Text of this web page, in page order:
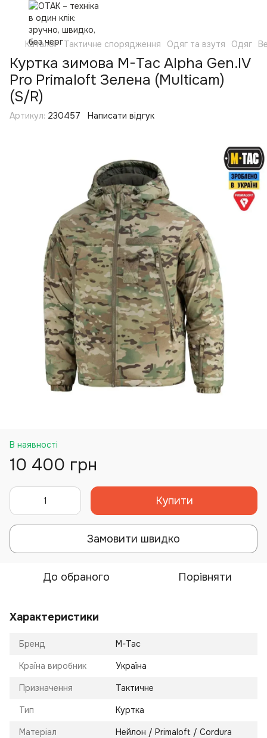
Каталог Тактичне спорядження Одяг та взутя Одяг
Куртка зимова M-Tac Alpha Gen.IV
Pro Primaloft Зелена (Multicam)
(S/R)
Артикул: 230457 Написати відгук
В наявності
10 400 грн
Купити
Замовити швидко
До обраного Порівняти
Характеристики
Бренд M-Tac
Країна виробник Україна
Призначення Тактичне
Тип Куртка
Матеріал Нейлон / Primaloft / Cordura